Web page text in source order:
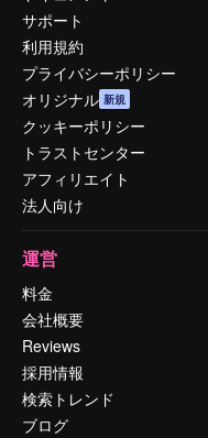
サポート
利用規約
プライバシーポリシー
オリジナル 新規
クッキーポリシー
トラストセンター
アフィリエイト
法人向け
運営
料金
会社概要
Reviews
採用情報
検索トレンド
ブログ